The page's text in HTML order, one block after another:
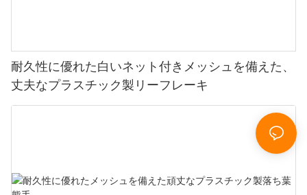
耐久性に優れた白いネット付きメッシュを備えた、
丈夫なプラスチック製リーフレーキ